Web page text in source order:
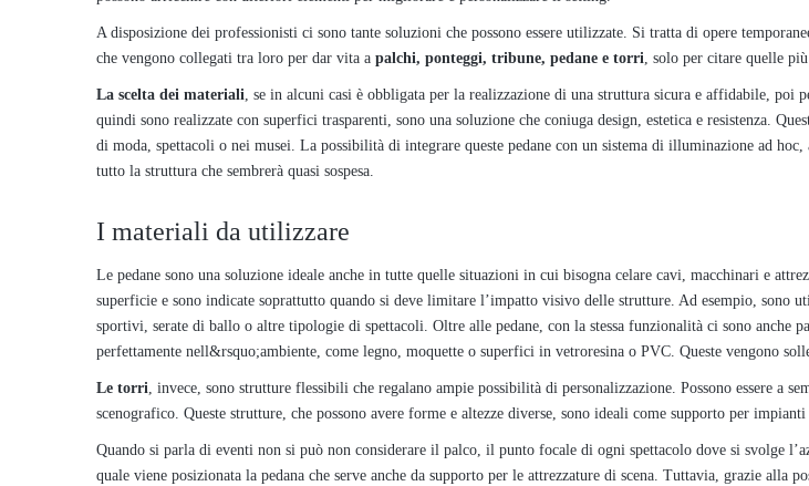
A disposizione dei professionisti ci sono tante soluzioni che possono essere utilizzate. Si tratta di opere
che vengono collegati tra loro per dar vita a palchi, ponteggi, tribune, pedane e torri, solo per citare quelle
La scelta dei materiali, se in alcuni casi è obbligata per la realizzazione di una struttura sicura e affidabile, poi
quindi sono realizzate con superfici trasparenti, sono una soluzione che coniuga design, estetica e resistenza.
di moda, spettacoli o nei musei. La possibilità di integrare queste pedane con un sistema di illuminazione ad
tutto la struttura che sembrerà quasi sospesa.
I materiali da utilizzare
Le pedane sono una soluzione ideale anche in tutte quelle situazioni in cui bisogna celare cavi, macchinari e
superficie e sono indicate soprattutto quando si deve limitare l’impatto visivo delle strutture. Ad esempio, sono
sportivi, serate di ballo o altre tipologie di spettacoli. Oltre alle pedane, con la stessa funzionalità ci sono anche
perfettamente nell&rsquo;ambiente, come legno, moquette o superfici in vetroresina o PVC. Queste vengono
Le torri, invece, sono strutture flessibili che regalano ampie possibilità di personalizzazione. Possono essere a
scenografico. Queste strutture, che possono avere forme e altezze diverse, sono ideali come supporto per
Quando si parla di eventi non si può non considerare il palco, il punto focale di ogni spettacolo dove si svolge
quale viene posizionata la pedana che serve anche da supporto per le attrezzature di scena. Tuttavia, grazie